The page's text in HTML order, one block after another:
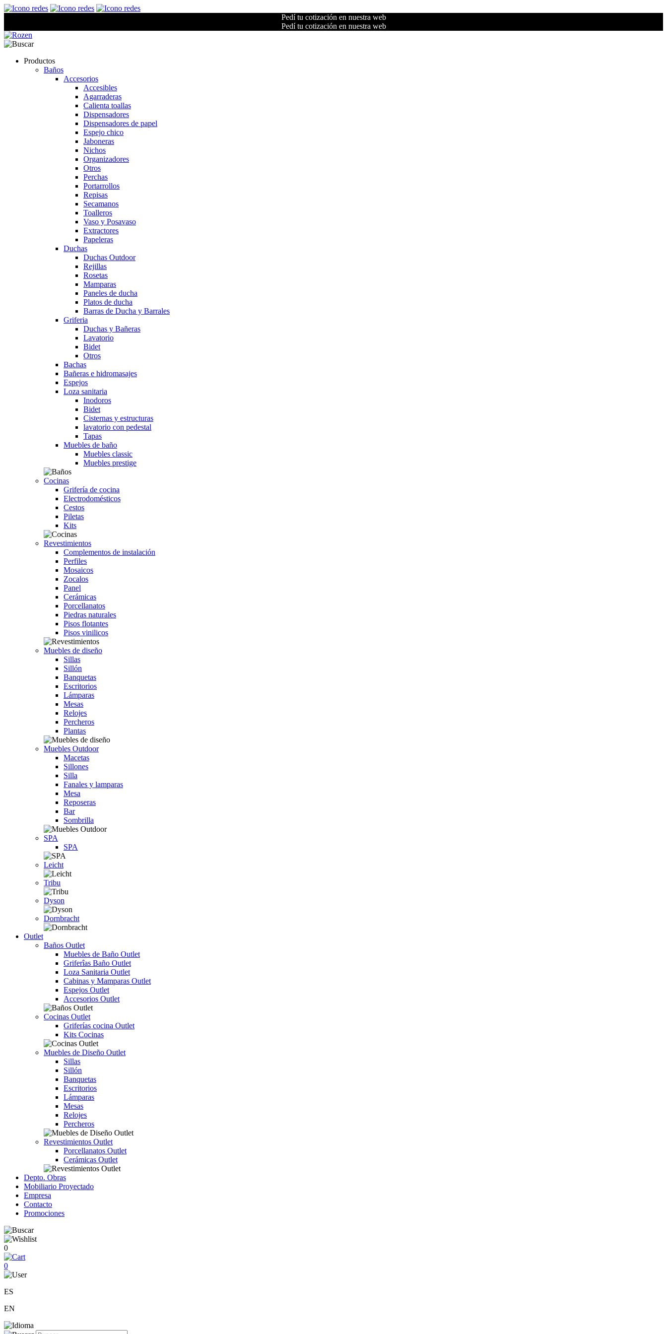
Pedí tu cotización en nuestra web
Pedí tu cotización en nuestra web
Productos
Baños
Accesorios
Accesibles
Agarraderas
Calienta toallas
Dispensadores
Dispensadores de papel
Espejo chico
Jaboneras
Nichos
Organizadores
Otros
Perchas
Portarrollos
Repisas
Secamanos
Toalleros
Vaso y Posavaso
Extractores
Papeleras
Duchas
Duchas Outdoor
Rejillas
Rosetas
Mamparas
Paneles de ducha
Platos de ducha
Barras de Ducha y Barrales
Griferia
Duchas y Bañeras
Lavatorio
Bidet
Otros
Bachas
Bañeras e hidromasajes
Espejos
Loza sanitaria
Inodoros
Bidet
Cisternas y estructuras
lavatorio con pedestal
Tapas
Muebles de baño
Muebles classic
Muebles prestige
Cocinas
Grifería de cocina
Electrodomésticos
Cestos
Piletas
Kits
Revestimientos
Complementos de instalación
Perfiles
Mosaicos
Zocalos
Panel
Cerámicas
Porcellanatos
Piedras naturales
Pisos flotantes
Pisos vinilicos
Muebles de diseño
Sillas
Sillón
Banquetas
Escritorios
Lámparas
Mesas
Relojes
Percheros
Plantas
Muebles Outdoor
Macetas
Sillones
Silla
Fanales y lamparas
Mesa
Reposeras
Bar
Sombrilla
SPA
SPA
Leicht
Tribu
Dyson
Dornbracht
Outlet
Baños Outlet
Muebles de Baño Outlet
Griferîas Baño Outlet
Loza Sanitaria Outlet
Cabinas y Mamparas Outlet
Espejos Outlet
Accesorios Outlet
Cocinas Outlet
Griferías cocina Outlet
Kits Cocinas
Muebles de Diseño Outlet
Sillas
Sillón
Banquetas
Escritorios
Lámparas
Mesas
Relojes
Percheros
Revestimientos Outlet
Porcellanatos Outlet
Cerámicas Outlet
Depto. Obras
Mobiliario Proyectado
Empresa
Contacto
Promociones
0
0
ES
EN